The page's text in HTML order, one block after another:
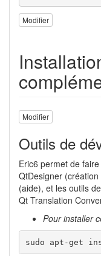
Modifier
Modifier
Outils de
Eric6 permet de
QtDesigner
(aide), et les outils
Qt Translation
Pour installer
sudo apt-get